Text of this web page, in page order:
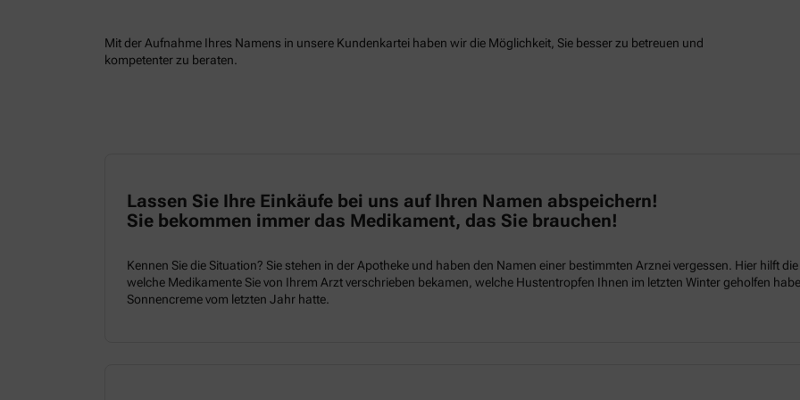
Mit der Aufnahme Ihres Namens in unsere Kundenkartei haben wir die Möglichkeit, Sie besser zu betreuen und
kompetenter zu beraten.
Lassen Sie Ihre Einkäufe bei uns auf Ihren Namen abspeichern!
Sie bekommen immer das Medikament, das Sie brauchen!
Kennen Sie die Situation? Sie stehen in der Apotheke und haben den Namen einer bestimmten Arznei vergessen. Hier hilft
welche Medikamente Sie von Ihrem Arzt verschrieben bekamen, welche Hustentropfen Ihnen im letzten Winter geholfen
Sonnencreme vom letzten Jahr hatte.